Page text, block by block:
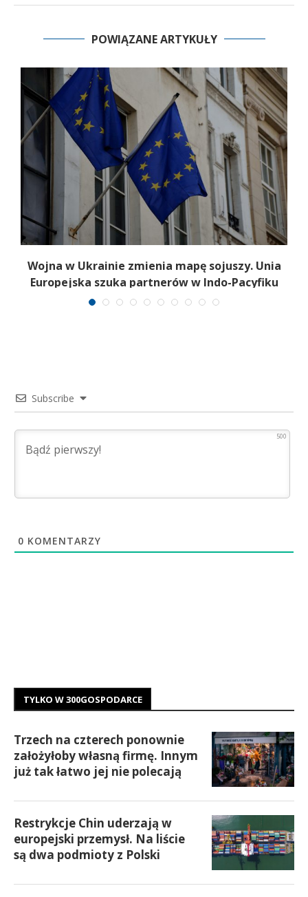
POWIĄZANE ARTYKUŁY
Wojna w Ukrainie zmienia mapę sojuszy. Unia
Europejska szuka partnerów w Indo-Pacyfiku
Subscribe
500
0 KOMENTARZY
TYLKO W 300GOSPODARCE
Trzech na czterech ponownie
założyłoby własną firmę. Innym
już tak łatwo jej nie polecają
Restrykcje Chin uderzają w
europejski przemysł. Na liście
są dwa podmioty z Polski